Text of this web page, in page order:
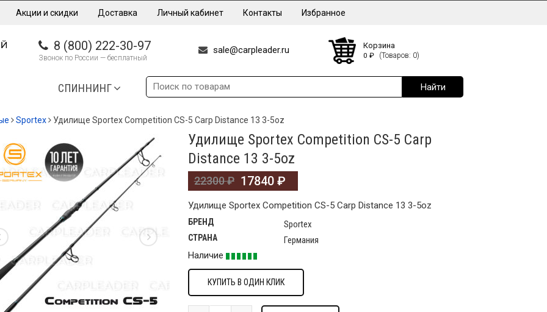
Акции и скидки Доставка Личный кабинет Контакты Избранное
8 (800) 222-30-97
Звонок по России — бесплатный
sale@carpleader.ru Корзина
0 ₽ (Товаров: 0)
СПИННИНГ
Sportex Удилище Sportex Competition CS-5 Carp Distance 13 3-5oz
Удилище Sportex Competition CS-5 Carp
Distance 13 3-5oz
22300₽ 17840 ₽
Удилище Sportex Competition CS-5 Carp Distance 13 3-5oz
БРЕНД Sportex
СТРАНА
Германия
Наличие
КУПИТЬ В ОДИН КЛИК